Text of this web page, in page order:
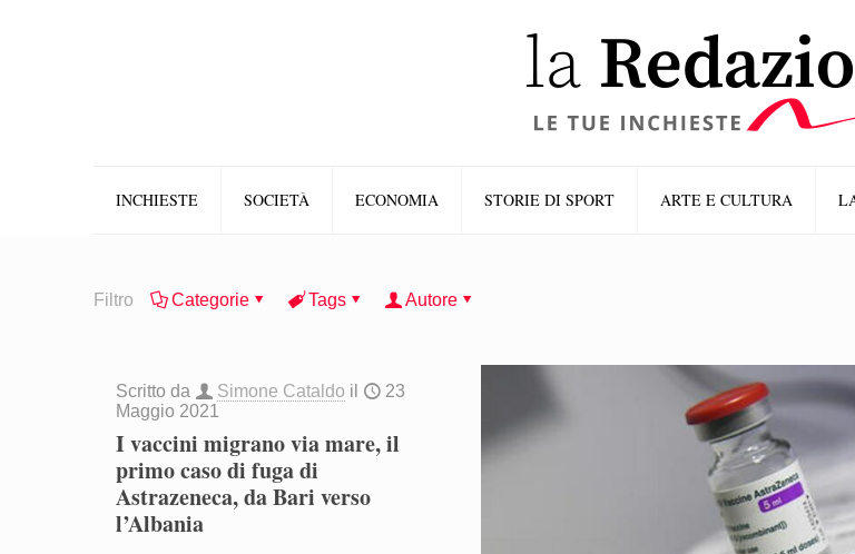
INCHIESTE SOCIETÀ ECONOMIA STORIE DI SPORT ARTE E CULTURA
Filtro Categorie Tags Autore
Scritto da Simone Cataldo il
23
Maggio 2021
I vaccini migrano via mare, il
primo caso di fuga di
Astrazeneca, da Bari verso
l’Albania